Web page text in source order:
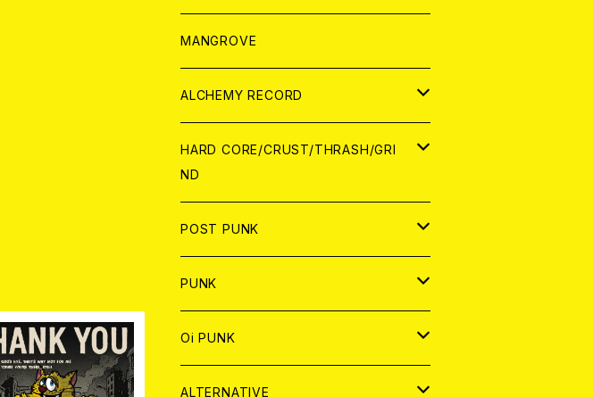
WORLD
アパレル
PATCH
アナログ
DIGITAL CONTENTS
MANGROVE
ALCHEMY RECORD
CD
ANALOG
HARD CORE/CRUST/THRASH/GRI
ND
JAPAN
CD
ANALOG
WORLD
CD
ANALOG
POST PUNK
CD
JAPAN
WORLD
ANALOG
JAPAN
PUNK
JAPAN
CD
WORLD
Oi PUNK
JAPAN
ALTERNATIVE